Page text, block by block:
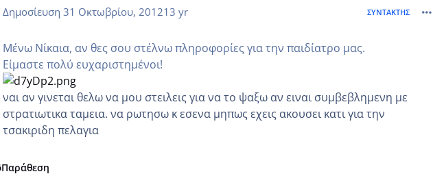
Δημοσίευση 31 Οκτωβρίου, 201213 yr ΣΥΝΤΆΚΤΗΣ
Μένω Νίκαια, αν θες σου στέλνω πληροφορίες για την παιδίατρο μας.
Είμαστε πολύ ευχαριστημένοι!
ναι αν γινεται θελω να μου στειλεις για να το ψαξω αν ειναι συμβεβλημενη με
στρατιωτικα ταμεια. να ρωτησω κ εσενα μηπως εχεις ακουσει κατι για την
τσακιριδη πελαγια
Παράθεση